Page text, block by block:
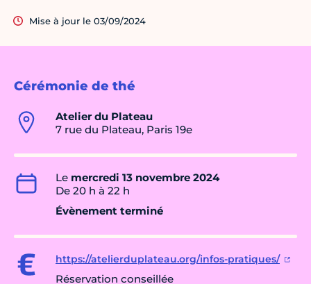
Cérémonie de thé
Atelier du Plateau
7 rue du Plateau, Paris 19e
Le mercredi 13 novembre 2024
De 20 h à 22 h
Évènement terminé
https://atelierduplateau.org/infos-pratiques/
Réservation conseillée
Mise à jour le 03/09/2024